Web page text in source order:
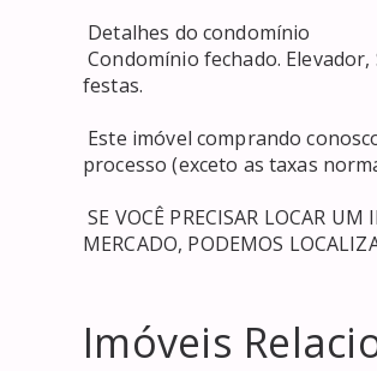
Condomínio fechado. Elevador, Segurança 24h. Portaria, Permitido animais, Academia, Piscina, Salão de
festas.
processo (exceto as taxas
SE VOCÊ PRECISAR LOCAR UM IMÓVEL E IMEDIATAMENTE, E SE O PREÇO ESTIVER NOS VALORES DE
MERCADO, PODEMOS
Imóveis